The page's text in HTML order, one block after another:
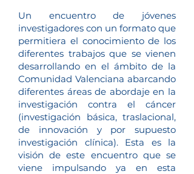
Un encuentro de jóvenes
investigadores con un formato que
permitiera el conocimiento de los
diferentes trabajos que se vienen
desarrollando en el ámbito de la
Comunidad Valenciana abarcando
diferentes áreas de abordaje en la
investigación contra el cáncer
(investigación básica, traslacional,
de innovación y por supuesto
investigación clínica). Esta es la
visión de este encuentro que se
viene impulsando ya en esta